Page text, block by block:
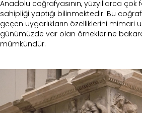
Anadolu coğrafyasının, yüzyıllarca çok
sahipliği yaptığı bilinmektedir. Bu
geçen uygarlıkların özelliklerini mimari
günümüzde var olan örneklerine
mümkündür.